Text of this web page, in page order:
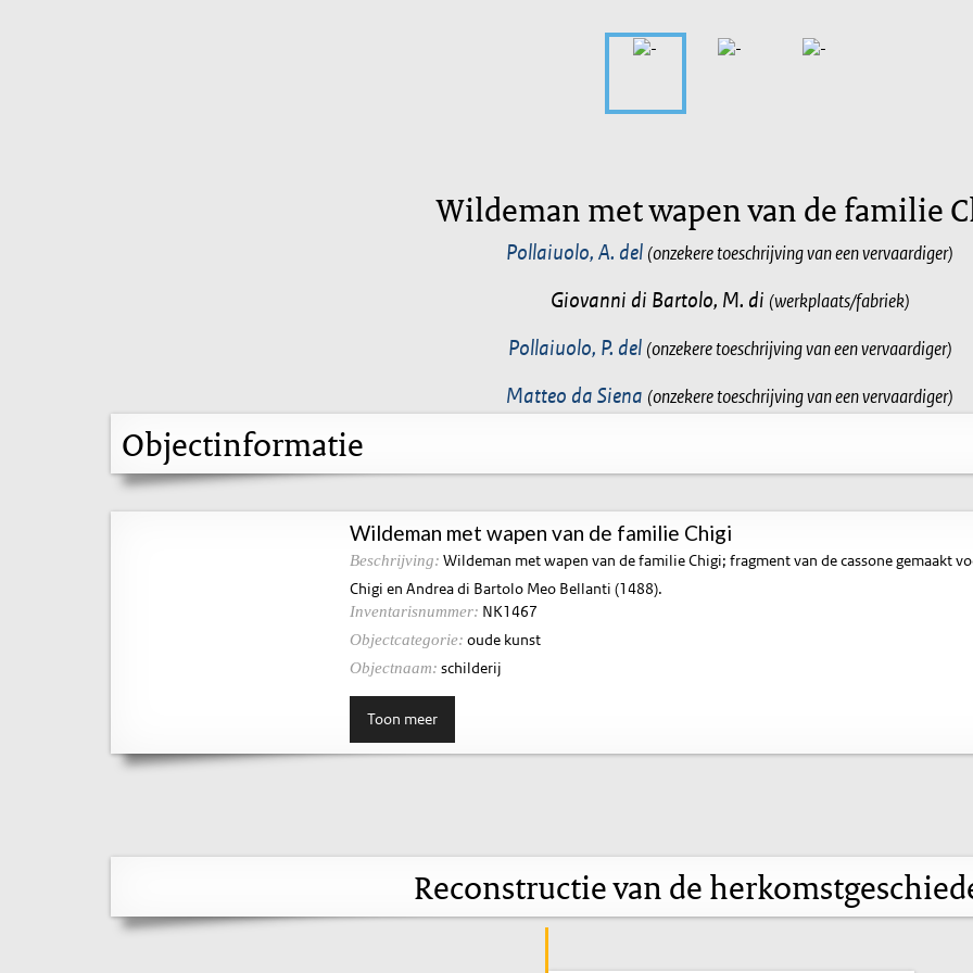
Wildeman met wapen van de familie
Pollaiuolo, A. del (onzekere toeschrijving van een vervaardiger)
Giovanni di Bartolo, M. di (werkplaats/fabriek)
Pollaiuolo, P. del (onzekere toeschrijving van een vervaardiger)
Matteo da Siena (onzekere toeschrijving van een vervaardiger)
Objectinformatie
Wildeman met wapen van de familie Chigi
Beschrijving: Wildeman met wapen van de familie Chigi; fragment van de cassone gemaakt
Chigi en Andrea di Bartolo Meo Bellanti (1488).
Inventarisnummer: NK1467
Objectcategorie: oude kunst
Objectnaam: schilderij
Toon meer
Reconstructie van de